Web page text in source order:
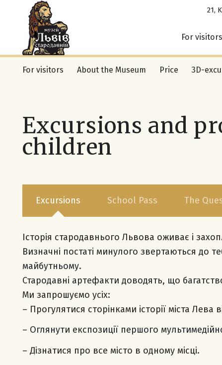
21,
For visitors
For visitors About the Museum Price 3D-
Excursions and
children
Excursions School Pass The
Історія стародавнього Львова оживає і
Визначні постаті минулого звертаються до
майбутньому.
Стародавні артефакти доводять, що
Ми запрошуємо усіх:
– Прогулятися сторінками історії міста Лева
– Оглянути експозиції першого
– Дізнатися про все місто в одному місці.